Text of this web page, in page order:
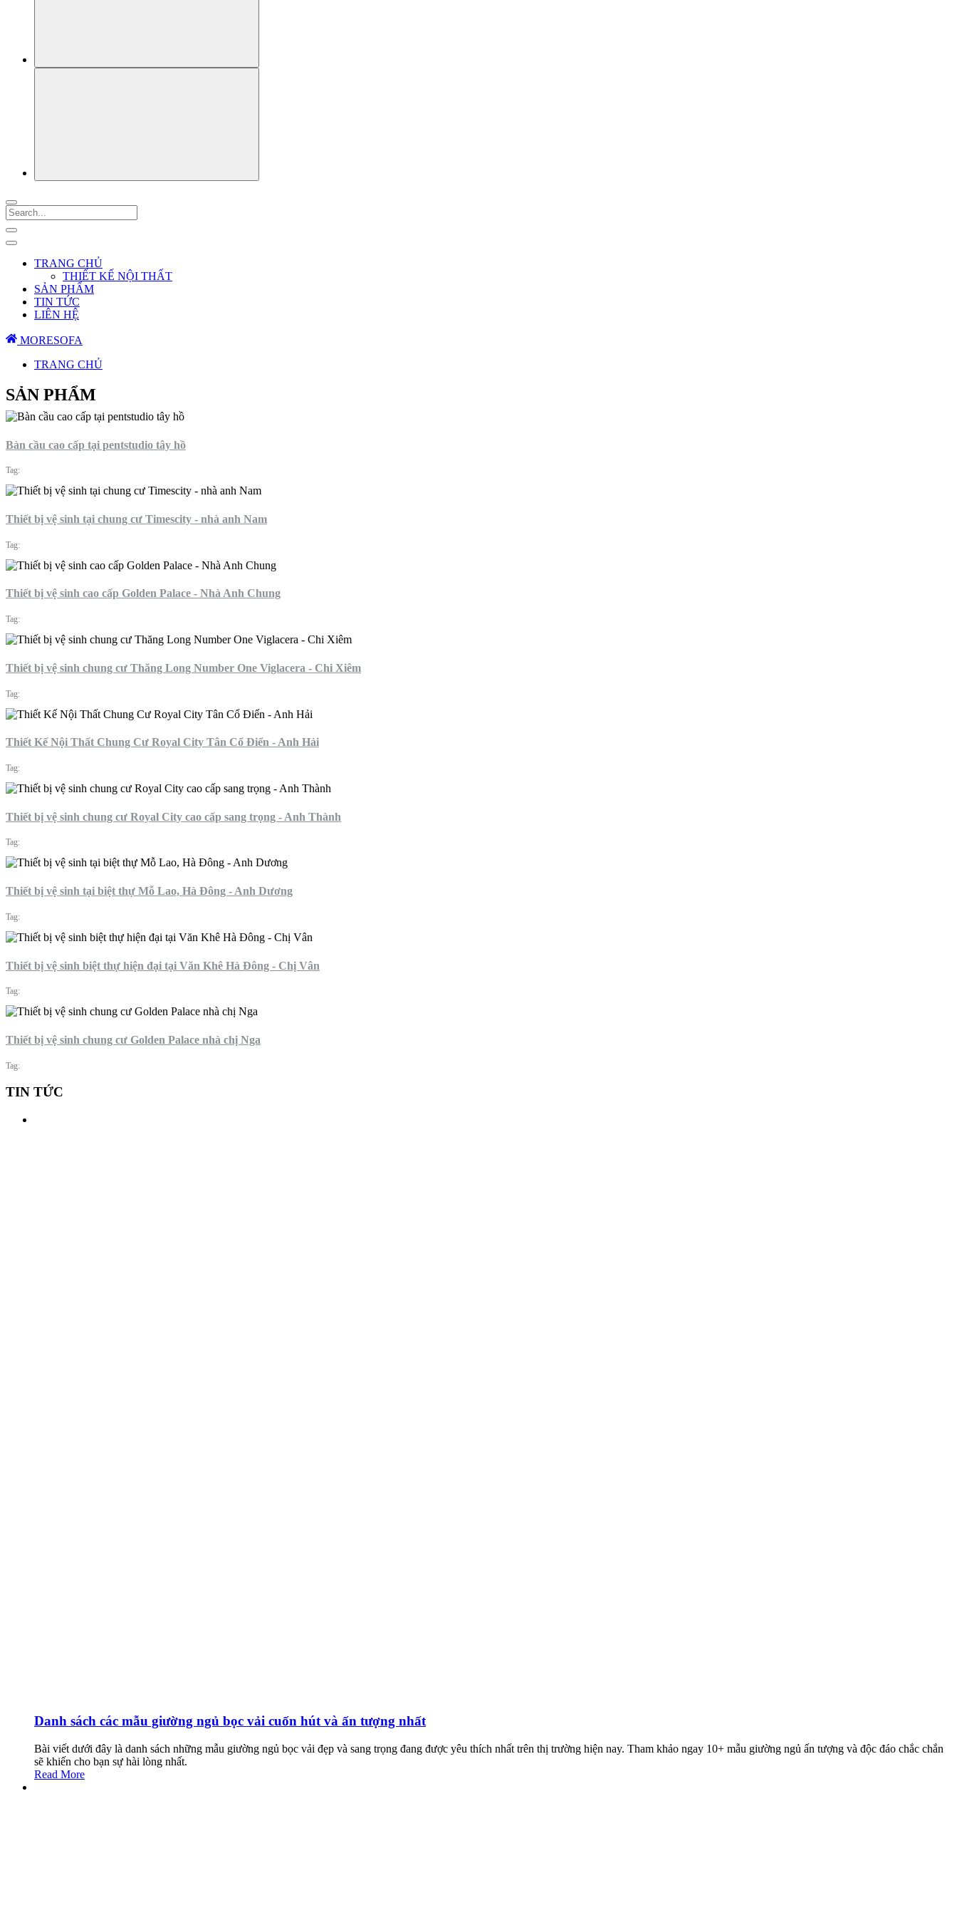
TRANG CHỦ
THIẾT KẾ NỘI THẤT
SẢN PHẨM
TIN TỨC
LIÊN HỆ
MORESOFA
TRANG CHỦ
SẢN PHẨM
Bàn cầu cao cấp tại pentstudio tây hồ
Tag:
Thiết bị vệ sinh tại chung cư Timescity - nhà anh Nam
Tag:
Thiết bị vệ sinh cao cấp Golden Palace - Nhà Anh Chung
Tag:
Thiết bị vệ sinh chung cư Thăng Long Number One Viglacera - Chi Xiêm
Tag:
Thiết Kế Nội Thất Chung Cư Royal City Tân Cổ Điển - Anh Hải
Tag:
Thiết bị vệ sinh chung cư Royal City cao cấp sang trọng - Anh Thành
Tag:
Thiết bị vệ sinh tại biệt thự Mỗ Lao, Hà Đông - Anh Dương
Tag:
Thiết bị vệ sinh biệt thự hiện đại tại Văn Khê Hà Đông - Chị Vân
Tag:
Thiết bị vệ sinh chung cư Golden Palace nhà chị Nga
Tag:
TIN TỨC
Danh sách các mẫu giường ngủ bọc vải cuốn hút và ấn tượng nhất
Bài viết dưới đây là danh sách những mẫu giường ngủ bọc vải đẹp và sang trọng đang được yêu thích nhất trên thị trường hiện nay. Tham khảo ngay 10+ mẫu giường ngủ ấn tượng và độc đáo chắc chắn
sẽ khiến cho bạn sự hài lòng nhất.
Read More